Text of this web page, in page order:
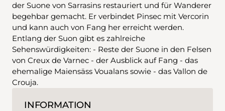
der Suone von Sarrasins restauriert und für Wanderer
begehbar gemacht. Er verbindet Pinsec mit Vercorin
und kann auch von Fang her erreicht werden.
Entlang der Suon gibt es zahlreiche
Sehenswürdigkeiten: - Reste der Suone in den Felsen
von Creux de Varnec - der Ausblick auf Fang - das
ehemalige Maiensäss Voualans sowie - das Vallon de
Crouja.
INFORMATION